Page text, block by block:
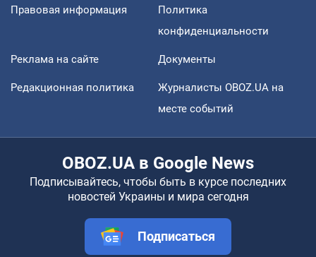
Правовая информация
Политика
конфиденциальности
Реклама на сайте Документы
Редакционная политика
Журналисты OBOZ.UA на
месте событий
OBOZ.UA в Google News
Подписывайтесь, чтобы быть в курсе последних
новостей Украины и мира сегодня
Подписаться